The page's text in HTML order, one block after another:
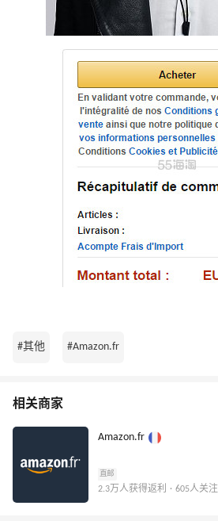
#其他 #Amazon.fr
相关商家
Amazon.fr
直邮
2.3万人获得返利 · 605人关注